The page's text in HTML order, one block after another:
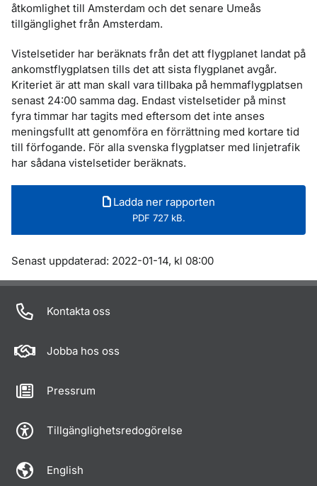
åtkomlighet till Amsterdam och det senare Umeås
tillgänglighet från Amsterdam.
Vistelsetider har beräknats från det att flygplanet landat på
ankomstflygplatsen tills det att sista flygplanet avgår.
Kriteriet är att man skall vara tillbaka på hemmaflygplatsen
senast 24:00 samma dag. Endast vistelsetider på minst
fyra timmar har tagits med eftersom det inte anses
meningsfullt att genomföra en förrättning med kortare tid
till förfogande. För alla svenska flygplatser med linjetrafik
har sådana vistelsetider beräknats.
Ladda ner rapporten
PDF 727 kB.
Om sidan
Senast uppdaterad: 2022-01-14, kl 08:00
Kontakta oss
Jobba hos oss
Pressrum
Tillgänglighetsredogörelse
English